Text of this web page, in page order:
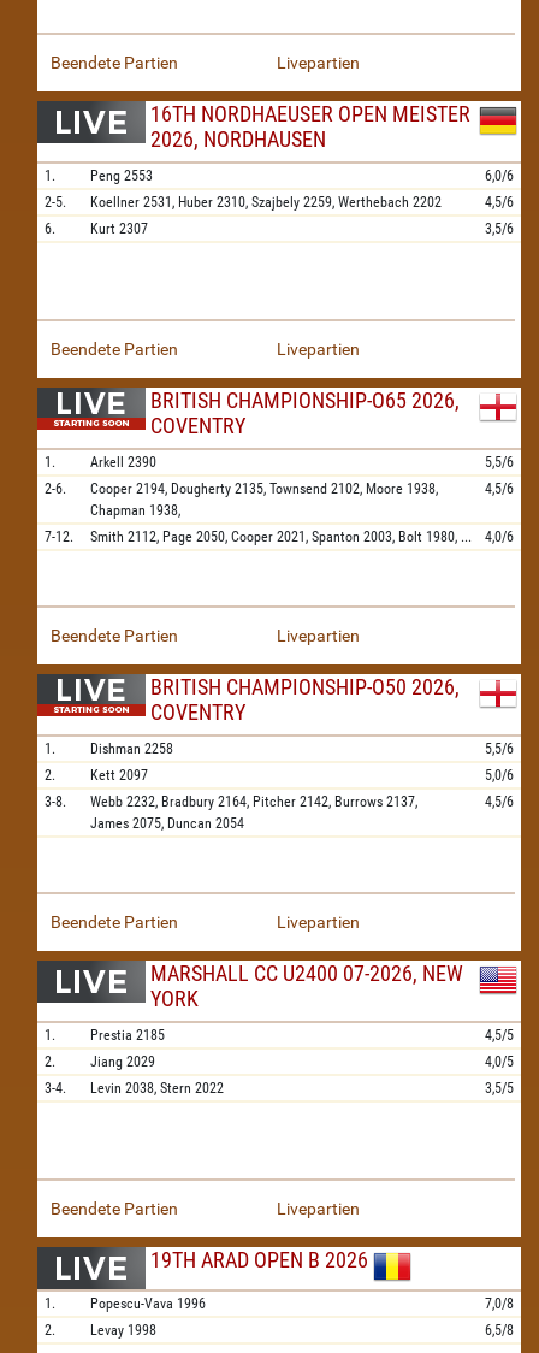
Beendete Partien Livepartien
16TH NORDHAEUSER OPEN MEISTER
2026, NORDHAUSEN
1. Peng 2553
6,0/6
2-5.
Koellner 2531, Huber 2310, Szajbely 2259, Werthebach 2202
4,5/6
6.
Kurt 2307 3,5/6
Beendete Partien Livepartien
BRITISH CHAMPIONSHIP-O65 2026,
COVENTRY
1. Arkell 2390
5,5/6
2-6.
Cooper 2194, Dougherty 2135, Townsend 2102, Moore 1938,
Chapman 1938,
4,5/6
7-12. Smith 2112, Page 2050, Cooper 2021, Spanton 2003, Bolt 1980, ... 4,0/6
Beendete Partien Livepartien
BRITISH CHAMPIONSHIP-O50 2026,
COVENTRY
1. Dishman 2258
5,5/6
2.
Kett 2097
5,0/6
3-8.
Webb 2232, Bradbury 2164, Pitcher 2142, Burrows 2137,
James 2075, Duncan 2054
4,5/6
Beendete Partien Livepartien
MARSHALL CC U2400 07-2026, NEW
YORK
1. Prestia 2185
4,5/5
2.
Jiang 2029
4,0/5
3-4.
Levin 2038, Stern 2022 3,5/5
Beendete Partien Livepartien
19TH ARAD OPEN B 2026
1. Popescu-Vava 1996
7,0/8
2.
Levay 1998 6,5/8